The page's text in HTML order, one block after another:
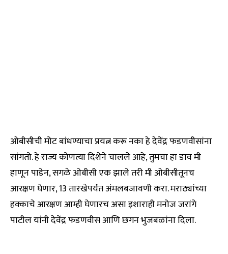
ओबीसीची मोट बांधण्याचा प्रयत्न करू नका हे देवेंद्र फडणवीसांना
सांगतो. हे राज्य कोणत्या दिशेने चालले आहे, तुमचा हा डाव मी
हाणून पाडेन, सगळे ओबीसी एक झाले तरी मी ओबीसीतूनच
आरक्षण घेणार, 13 तारखेपर्यंत अंमलबजावणी करा. मराठ्यांच्या
हक्काचे आरक्षण आम्ही घेणारच असा इशाराही मनोज जरांगे
पाटील यांनी देवेंद्र फडणवीस आणि छगन भुजबळांना दिला.